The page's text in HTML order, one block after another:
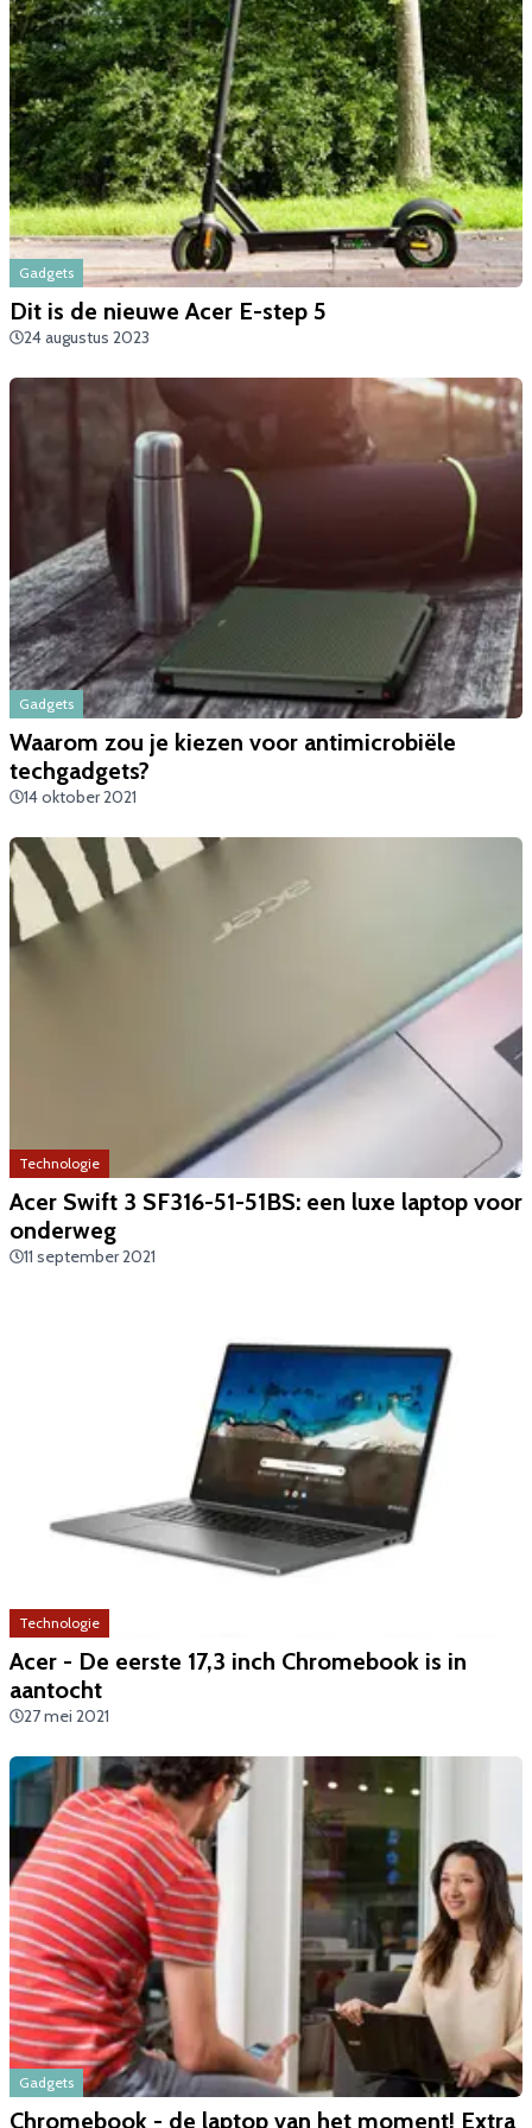
Gadgets
​Dit is de nieuwe Acer E-step 5
24 augustus 2023
Gadgets
​Waarom zou je kiezen voor antimicrobiële
techgadgets?
14 oktober 2021
Technologie
​Acer Swift 3 SF316-51-51BS: een luxe laptop voor
onderweg
11 september 2021
Technologie
​Acer - De eerste 17,3 inch Chromebook is in
aantocht
27 mei 2021
Gadgets
Chromebook - de laptop van het moment! Extra